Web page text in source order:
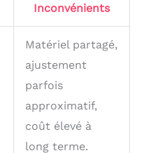
Inconvénients
Matériel partagé,
ajustement
parfois
approximatif,
coût élevé à
long terme.